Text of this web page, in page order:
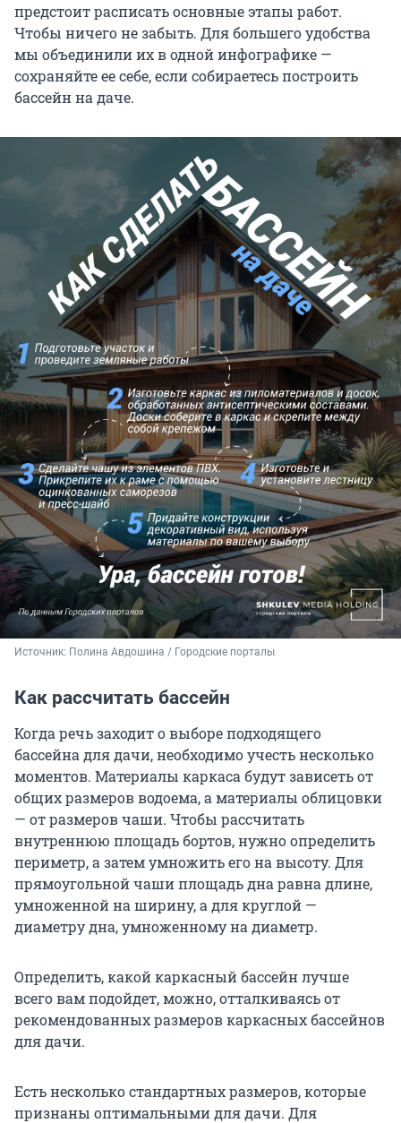
предстоит расписать основные этапы работ.
Чтобы ничего не забыть. Для большего удобства
мы объединили их в одной инфографике —
сохраняйте ее себе, если собираетесь построить
бассейн на даче.
Источник: Полина Авдошина / Городские порталы
Как рассчитать бассейн
Когда речь заходит о выборе подходящего
бассейна для дачи, необходимо учесть несколько
моментов. Материалы каркаса будут зависеть от
общих размеров водоема, а материалы облицовки
— от размеров чаши. Чтобы рассчитать
внутреннюю площадь бортов, нужно определить
периметр, а затем умножить его на высоту. Для
прямоугольной чаши площадь дна равна длине,
умноженной на ширину, а для круглой —
диаметру дна, умноженному на диаметр.
Определить, какой каркасный бассейн лучше
всего вам подойдет, можно, отталкиваясь от
рекомендованных размеров каркасных бассейнов
для дачи.
Есть несколько стандартных размеров, которые
признаны оптимальными для дачи. Для